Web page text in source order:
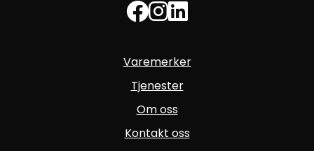
Varemerker
Tjenester
Om oss
Kontakt oss